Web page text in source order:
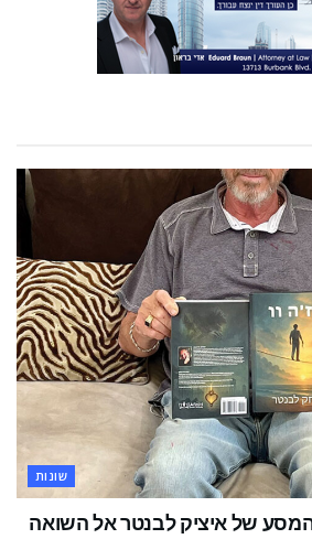
שונות
המסע של איציק לבנטר אל השואה